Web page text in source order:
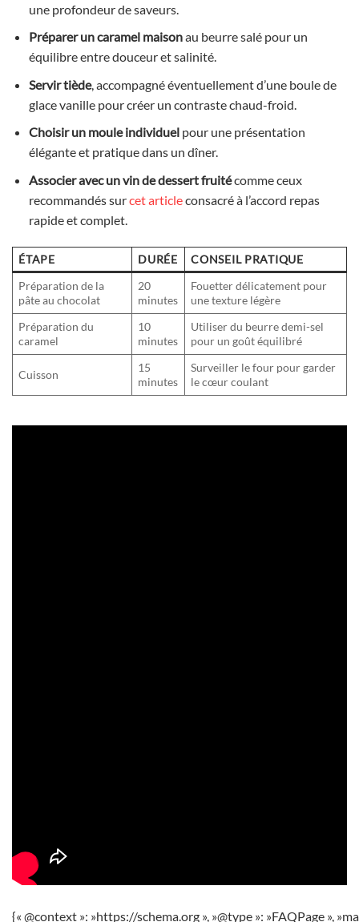
une profondeur de saveurs.
Préparer un caramel maisonau beurre salé pour un
équilibre entre douceur et salinité.
Servir tiède, accompagné éventuellement d’une boule de
glace vanille pour créer un contraste chaud-froid.
Choisir un moule individuelpour une présentation
élégante et pratique dans un dîner.
Associer avec un vin de dessert fruitécomme ceux
recommandés surcet articleconsacré à l’accord repas
rapide et complet.
ÉTAPE DURÉE
CONSEIL PRATIQUE
Préparation de la
pâte au chocolat
20
minutes
Fouetter délicatement pour
une texture légère
Préparation du
caramel
10
minutes
Utiliser du beurre demi-sel
pour un goût équilibré
Cuisson
15
minutes
Surveiller le four pour garder
le cœur coulant
{« @context »: »https://schema.org », »@type »: »FAQPage »,